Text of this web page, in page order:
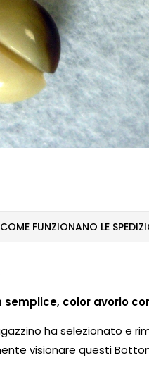
COME FUNZIONANO LE
color avorio
ha selezionato e
visionare questi